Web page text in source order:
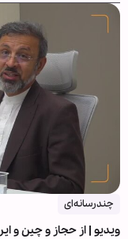
چندرسانه‌ای
ویدیو | از حجاز و چین و